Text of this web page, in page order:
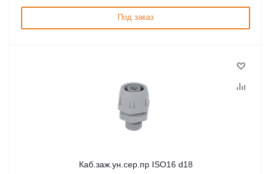
Под заказ
Каб.заж.ун.сер.пр ISO16 d18